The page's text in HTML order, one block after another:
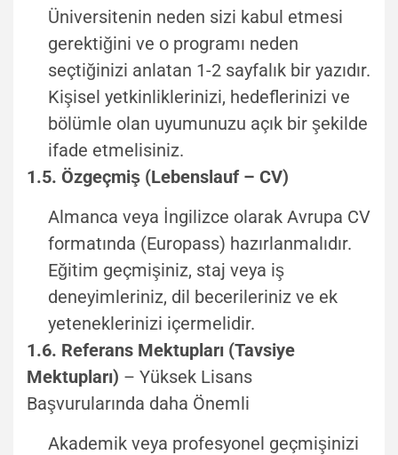
Üniversitenin neden sizi kabul etmesi
gerektiğini ve o programı neden
seçtiğinizi anlatan 1-2 sayfalık bir yazıdır.
Kişisel yetkinliklerinizi, hedeflerinizi ve
bölümle olan uyumunuzu açık bir şekilde
ifade etmelisiniz.
1.5. Özgeçmiş (Lebenslauf – CV)
Almanca veya İngilizce olarak Avrupa CV
formatında (Europass) hazırlanmalıdır.
Eğitim geçmişiniz, staj veya iş
deneyimleriniz, dil becerileriniz ve ek
yeteneklerinizi içermelidir.
1.6. Referans Mektupları (Tavsiye
Mektupları) – Yüksek Lisans
Başvurularında daha Önemli
Akademik veya profesyonel geçmişinizi